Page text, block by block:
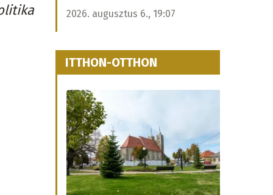
2026. augusztus 6., 19:07
ITTHON-OTTHON